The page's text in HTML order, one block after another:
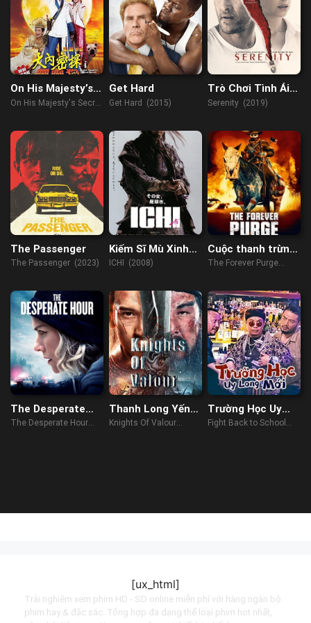
On His Majesty’s
Secret Service
On His Majesty's Secret
Get Hard
Get Hard (2015)
Trò Chơi Tình Ái
2019
Serenity (2019)
The Passenger
The Passenger (2023)
Kiếm Sĩ Mù Xinh
Đẹp
ICHI (2008)
Cuộc thanh trừng
vĩnh viễn
The Forever Purge
The Desperate
Hour
The Desperate Hour
Thanh Long Yến
Nguyệt Đao
Knights Of Valour
Trường Học Uy
Long Mới
Fight Back to School